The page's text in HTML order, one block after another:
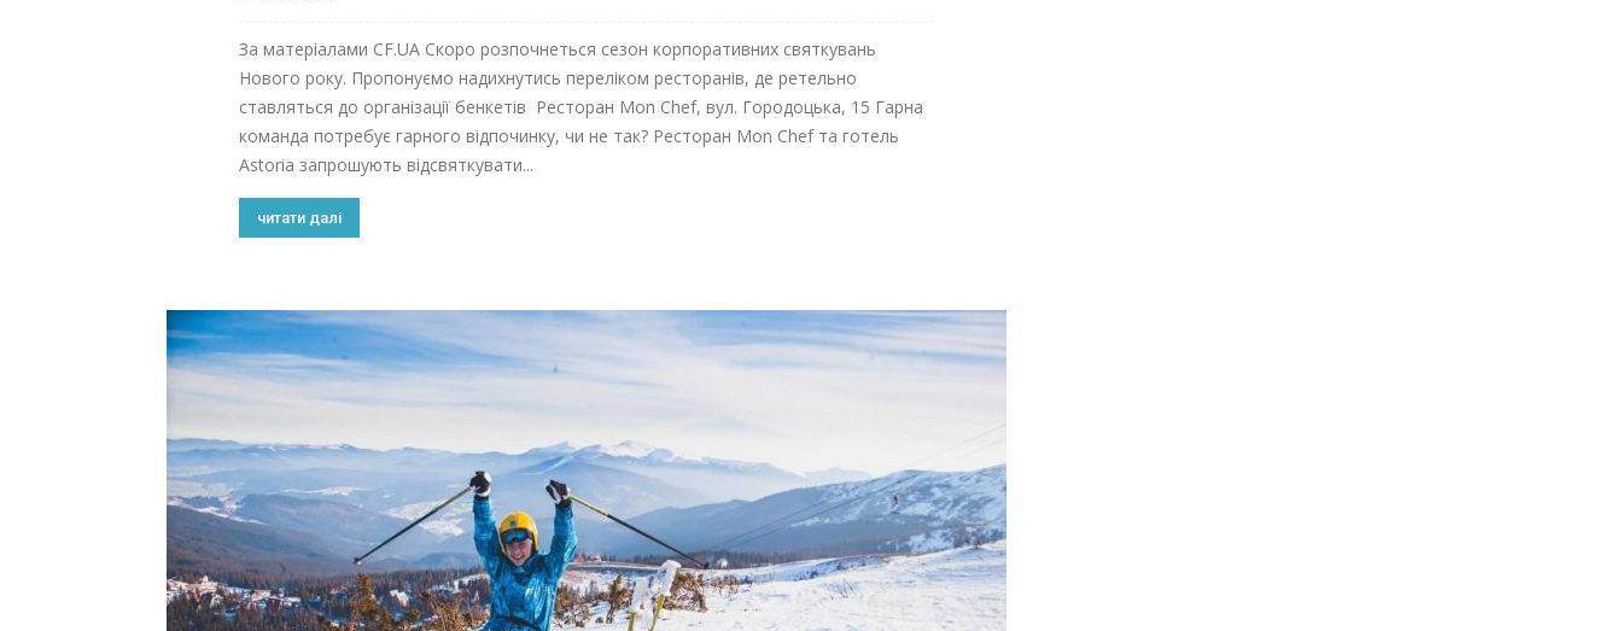
За матеріалами CF.UA Скоро розпочнеться сезон корпоративних святкувань
Нового року. Пропонуємо надихнутись переліком ресторанів, де ретельно
ставляться до організації бенкетів Ресторан Mon Chef, вул. Городоцька, 15 Гарна
команда потребує гарного відпочинку, чи не так? Ресторан Mon Chef та готель
Astoria запрошують відсвяткувати...
читати далі